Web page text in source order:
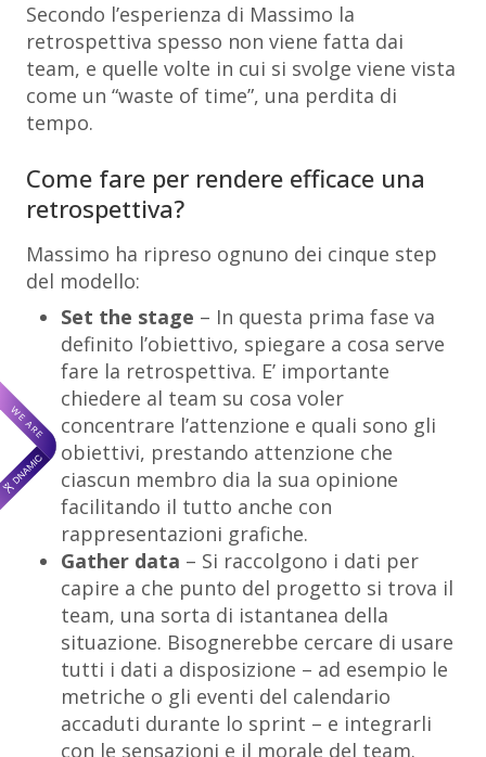
Secondo l’esperienza di Massimo la
retrospettiva spesso non viene fatta dai
team, e quelle volte in cui si svolge viene vista
come un “waste of time”, una perdita di
tempo.
Come fare per rendere efficace una
retrospettiva?
Massimo ha ripreso ognuno dei cinque step
del modello:
Set the stage – In questa prima fase va
definito l’obiettivo, spiegare a cosa serve
fare la retrospettiva. E’ importante
chiedere al team su cosa voler
concentrare l’attenzione e quali sono gli
obiettivi, prestando attenzione che
ciascun membro dia la sua opinione
facilitando il tutto anche con
rappresentazioni grafiche.
Gather data – Si raccolgono i dati per
capire a che punto del progetto si trova il
team, una sorta di istantanea della
situazione. Bisognerebbe cercare di usare
tutti i dati a disposizione – ad esempio le
metriche o gli eventi del calendario
accaduti durante lo sprint – e integrarli
con le sensazioni e il morale del team.